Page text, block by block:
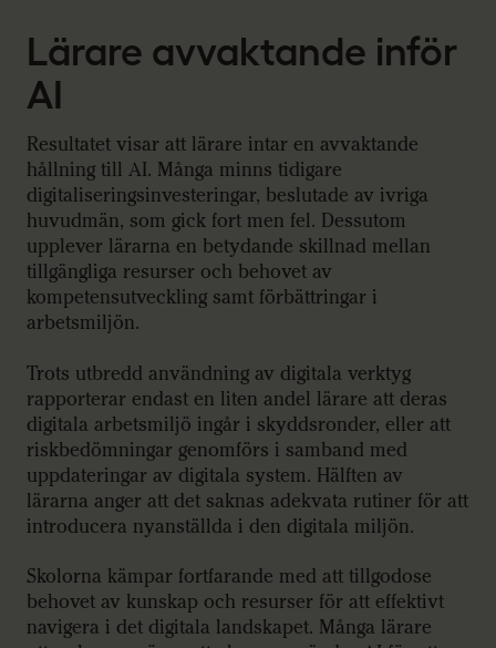
Lärare avvaktande inför
AI
Resultatet visar att lärare intar en avvaktande
hållning till AI. Många minns tidigare
digitaliseringsinvesteringar, beslutade av ivriga
huvudmän, som gick fort men fel. Dessutom
upplever lärarna en betydande skillnad mellan
tillgängliga resurser och behovet av
kompetensutveckling samt förbättringar i
arbetsmiljön.
Trots utbredd användning av digitala verktyg
rapporterar endast en liten andel lärare att deras
digitala arbetsmiljö ingår i skyddsronder, eller att
riskbedömningar genomförs i samband med
uppdateringar av digitala system. Hälften av
lärarna anger att det saknas adekvata rutiner för att
introducera nyanställda i den digitala miljön.
Skolorna kämpar fortfarande med att tillgodose
behovet av kunskap och resurser för att effektivt
navigera i det digitala landskapet. Många lärare